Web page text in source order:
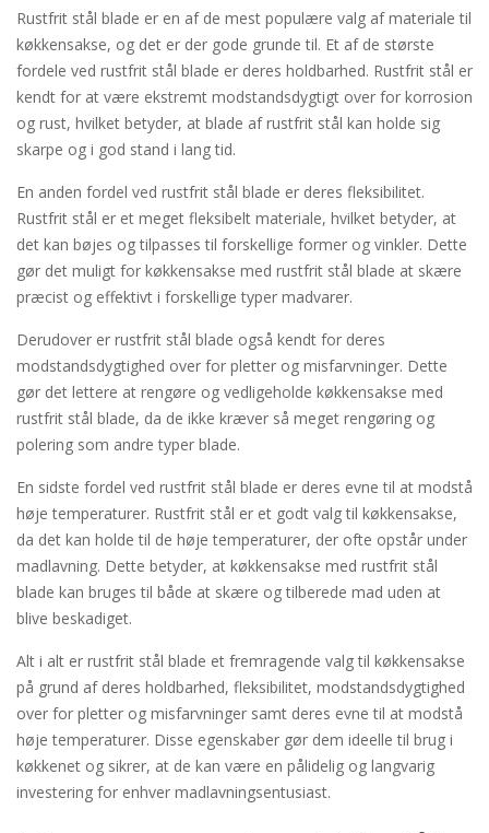
Rustfrit stål blade er en af de mest populære valg af materiale til
køkkensakse, og det er der gode grunde til. Et af de største
fordele ved rustfrit stål blade er deres holdbarhed. Rustfrit stål er
kendt for at være ekstremt modstandsdygtigt over for korrosion
og rust, hvilket betyder, at blade af rustfrit stål kan holde sig
skarpe og i god stand i lang tid.
En anden fordel ved rustfrit stål blade er deres fleksibilitet.
Rustfrit stål er et meget fleksibelt materiale, hvilket betyder, at
det kan bøjes og tilpasses til forskellige former og vinkler. Dette
gør det muligt for køkkensakse med rustfrit stål blade at skære
præcist og effektivt i forskellige typer madvarer.
Derudover er rustfrit stål blade også kendt for deres
modstandsdygtighed over for pletter og misfarvninger. Dette
gør det lettere at rengøre og vedligeholde køkkensakse med
rustfrit stål blade, da de ikke kræver så meget rengøring og
polering som andre typer blade.
En sidste fordel ved rustfrit stål blade er deres evne til at modstå
høje temperaturer. Rustfrit stål er et godt valg til køkkensakse,
da det kan holde til de høje temperaturer, der ofte opstår under
madlavning. Dette betyder, at køkkensakse med rustfrit stål
blade kan bruges til både at skære og tilberede mad uden at
blive beskadiget.
Alt i alt er rustfrit stål blade et fremragende valg til køkkensakse
på grund af deres holdbarhed, fleksibilitet, modstandsdygtighed
over for pletter og misfarvninger samt deres evne til at modstå
høje temperaturer. Disse egenskaber gør dem ideelle til brug i
køkkenet og sikrer, at de kan være en pålidelig og langvarig
investering for enhver madlavningsentusiast.